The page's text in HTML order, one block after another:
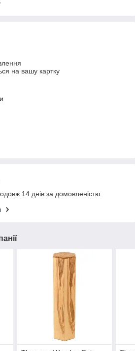
на вашу картку
14 днів за домовленістю